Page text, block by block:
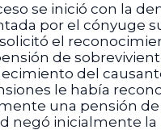
se inició con la
por el cónyuge
el
de
del
le había
una pensión de
negó inicialmente la